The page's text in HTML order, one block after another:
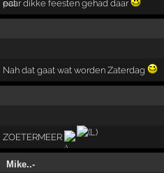
paar dikke feesten gehad daar
Nah dat gaat wat worden Zaterdag
ZOETERMEER
Mike..-